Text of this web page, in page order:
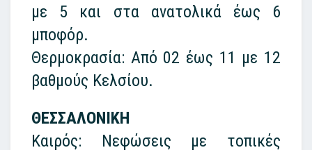
με 5 και στα ανατολικά έως 6
μποφόρ.
Θερμοκρασία: Από 02 έως 11 με 12
βαθμούς Κελσίου.
ΘΕΣΣΑΛΟΝΙΚΗ
Καιρός: Νεφώσεις με τοπικές